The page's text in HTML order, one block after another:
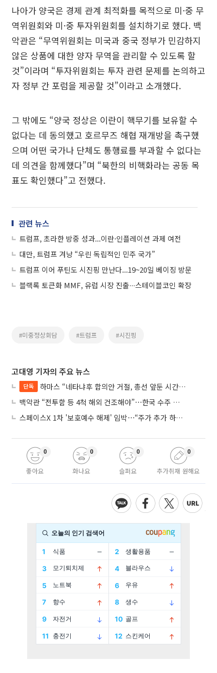
나아가 양국은 경제 관계 최적화를 목적으로 미·중 무
역위원회와 미·중 투자위원회를 설치하기로 했다. 백
악관은 “무역위원회는 미국과 중국 정부가 민감하지
않은 상품에 대한 양자 무역을 관리할 수 있도록 할
것”이라며 “투자위원회는 투자 관련 문제를 논의하고
자 정부 간 포럼을 제공할 것”이라고 소개했다.
그 밖에도 “양국 정상은 이란이 핵무기를 보유할 수
없다는 데 동의했고 호르무즈 해협 재개방을 촉구했
으며 어떤 국가나 단체도 통행료를 부과할 수 없다는
데 의견을 함께했다”며 “북한의 비핵화라는 공동 목
표도 확인했다”고 전했다.
관련 뉴스
트럼프, 초라한 방중 성과...이란·인플레이션 과제 여전
대만, 트럼프 겨냥 “우린 독립적인 민주 국가”
트럼프 이어 푸틴도 시진핑 만난다...19~20일 베이징 방문
블랙록 토큰화 MMF, 유럽 시장 진출∙∙∙스테이블코인 확장
#미중정상회담 #트럼프 #시진핑
고대영 기자의 주요 뉴스
단독
하마스 “네타냐후 합의안 거절, 총선 앞둔 시간 끌기”
백악관 “전투함 등 4척 해외 건조해야”⋯한국 수주 기대
스페이스X 1차 '보호예수 해제' 임박⋯“주가 추가 하락 가능성”
좋아요
0
화나요
0
슬퍼요
0
추가취재 원해요
0